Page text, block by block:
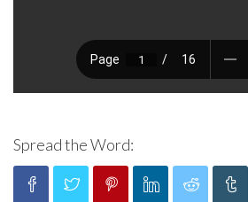
Spread the Word: